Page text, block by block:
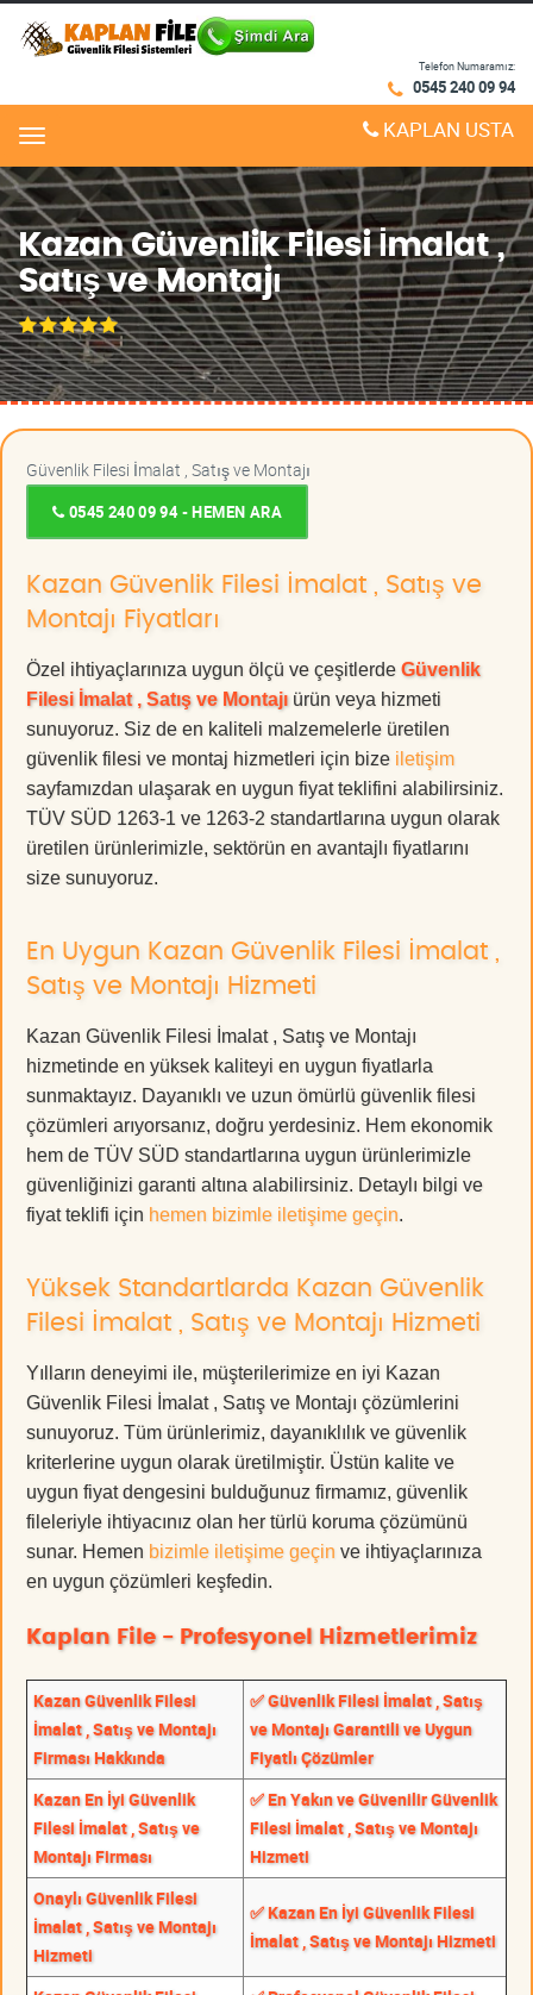
Telefon Numaramız:
0545 240 09 94
Menu KAPLAN USTA
Kazan Güvenlik Filesi İmalat ,
Satış ve Montajı
Güvenlik Filesi İmalat , Satış ve Montajı
0545 240 09 94 - HEMEN ARA
Kazan Güvenlik Filesi İmalat , Satış ve
Montajı Fiyatları
Özel ihtiyaçlarınıza uygun ölçü ve çeşitlerde Güvenlik
Filesi İmalat , Satış ve Montajıürün veya hizmeti
sunuyoruz. Siz de en kaliteli malzemelerle üretilen
güvenlik filesi ve montaj hizmetleri için bize iletişim
sayfamızdan ulaşarak en uygun fiyat teklifini alabilirsiniz.
TÜV SÜD 1263-1 ve 1263-2 standartlarına uygun olarak
üretilen ürünlerimizle, sektörün en avantajlı fiyatlarını
size sunuyoruz.
En Uygun Kazan Güvenlik Filesi İmalat ,
Satış ve Montajı Hizmeti
Kazan Güvenlik Filesi İmalat , Satış ve Montajı
hizmetinde en yüksek kaliteyi en uygun fiyatlarla
sunmaktayız. Dayanıklı ve uzun ömürlü güvenlik filesi
çözümleri arıyorsanız, doğru yerdesiniz. Hem ekonomik
hem de TÜV SÜD standartlarına uygun ürünlerimizle
güvenliğinizi garanti altına alabilirsiniz. Detaylı bilgi ve
fiyat teklifi için hemen bizimle iletişime geçin.
Yüksek Standartlarda Kazan Güvenlik
Filesi İmalat , Satış ve Montajı Hizmeti
Yılların deneyimi ile, müşterilerimize en iyi Kazan
Güvenlik Filesi İmalat , Satış ve Montajı çözümlerini
sunuyoruz. Tüm ürünlerimiz, dayanıklılık ve güvenlik
kriterlerine uygun olarak üretilmiştir. Üstün kalite ve
uygun fiyat dengesini bulduğunuz firmamız, güvenlik
fileleriyle ihtiyacınız olan her türlü koruma çözümünü
sunar. Hemen bizimle iletişime geçin ve ihtiyaçlarınıza
en uygun çözümleri keşfedin.
Kaplan File - Profesyonel Hizmetlerimiz
Kazan Güvenlik Filesi
İmalat , Satış ve Montajı
Firması Hakkında
✅ Güvenlik Filesi İmalat , Satış
ve Montajı Garantili ve Uygun
Fiyatlı Çözümler
Kazan En İyi Güvenlik
Filesi İmalat , Satış ve
Montajı Firması
✅ En Yakın ve Güvenilir Güvenlik
Filesi İmalat , Satış ve Montajı
Hizmeti
Onaylı Güvenlik Filesi
İmalat , Satış ve Montajı
Hizmeti
✅ Kazan En İyi Güvenlik Filesi
İmalat , Satış ve Montajı Hizmeti